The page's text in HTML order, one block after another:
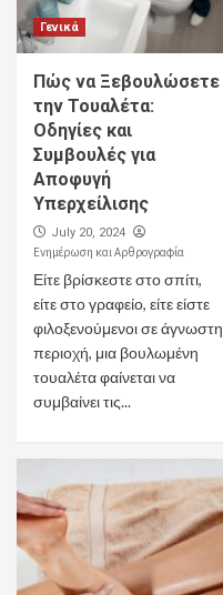
Γενικά
Πώς να Ξεβουλώσετε
την Τουαλέτα:
Οδηγίες και
Συμβουλές για
Αποφυγή
Υπερχείλισης
July 20, 2024
Ενημέρωση και Αρθρογραφία
Είτε βρίσκεστε στο σπίτι,
είτε στο γραφείο, είτε είστε
φιλοξενούμενοι σε άγνωστη
περιοχή, μια βουλωμένη
τουαλέτα φαίνεται να
συμβαίνει τις...